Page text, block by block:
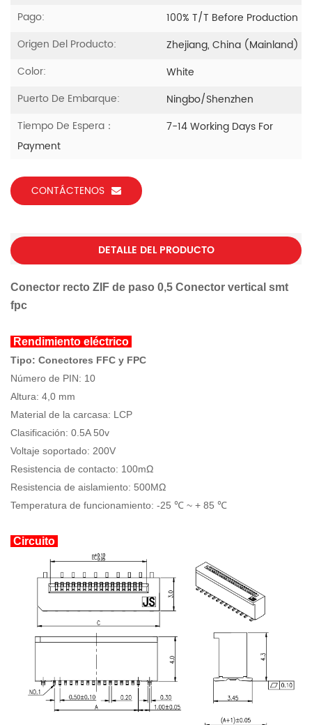
Pago:
100% T/T Before Production
Origen Del Producto:
Zhejiang, China (Mainland)
Color:
White
Puerto De Embarque:
Ningbo/Shenzhen
Tiempo De Espera：
7-14 Working Days For
Payment
CONTÁCTENOS
DETALLE DEL PRODUCTO
Conector recto ZIF de paso 0,5 Conector vertical smt
fpc
Rendimiento eléctrico
Tipo: Conectores FFC y FPC
Número de PIN: 10
Altura: 4,0 mm
Material de la carcasa: LCP
Clasificación: 0.5A 50v
Voltaje soportado: 200V
Resistencia de contacto: 100mΩ
Resistencia de aislamiento: 500MΩ
Temperatura de funcionamiento: -25 ℃ ~ + 85 ℃
Circuito